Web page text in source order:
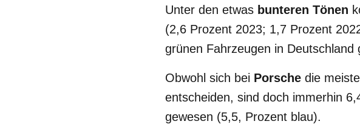
Unter den etwas bunteren Tönen
(2,6 Prozent 2023; 1,7 Prozent
grünen Fahrzeugen in Deutschland
Obwohl sich bei Porsche die
entscheiden, sind doch immerhin
gewesen (5,5, Prozent blau).